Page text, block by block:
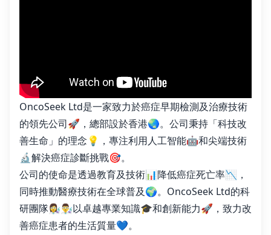
OncoSeek Ltd是一家致力於癌症早期檢測及治療技術
的領先公司🚀，總部設於香港🌏。公司秉持「科技改
善生命」的理念💡，專注利用人工智能🤖和尖端技術
🔬解決癌症診斷挑戰🎯。
公司的使命是透過教育及技術📊降低癌症死亡率📉，
同時推動醫療技術在全球普及🌍。OncoSeek Ltd的科
研團隊👩‍🔬👨‍🔬以卓越專業知識🎓和創新能力🚀，致力改
善癌症患者的生活質量💙。